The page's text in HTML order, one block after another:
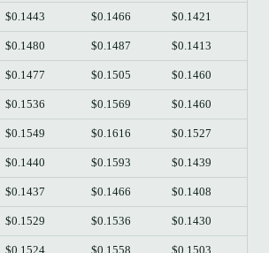
$0.1443 $0.1466 $0.1421
$0.1480 $0.1487 $0.1413
$0.1477 $0.1505 $0.1460
$0.1536 $0.1569 $0.1460
$0.1549 $0.1616 $0.1527
$0.1440 $0.1593 $0.1439
$0.1437 $0.1466 $0.1408
$0.1529 $0.1536 $0.1430
$0.1524 $0.1558 $0.1503